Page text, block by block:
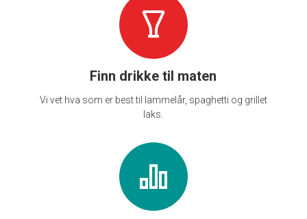
Finn drikke til maten
Vi vet hva som er best til lammelår, spaghetti og grillet
laks.